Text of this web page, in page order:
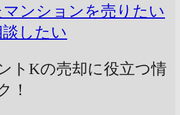
ンションを売りたい
したい
トKの売却に役立つ情
！